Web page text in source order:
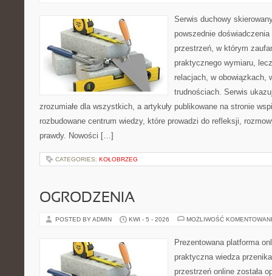
Serwis duchowy
powszednie
przestrzeń, w którym
praktycznego wymiaru,
relacjach, w obowiązkach,
trudnościach. Serwis
zrozumiałe dla wszystkich, a artykuły publikowane na stronie
rozbudowane centrum wiedzy, które prowadzi do refleksji,
prawdy. Nowości […]
CATEGORIES: KOŁOBRZEG
OGRODZENIA
POSTED BY ADMIN KWI - 5 - 2026 MOŻLIWOŚĆ
Prezentowana platforma
praktyczna wiedza
przestrzeń online została